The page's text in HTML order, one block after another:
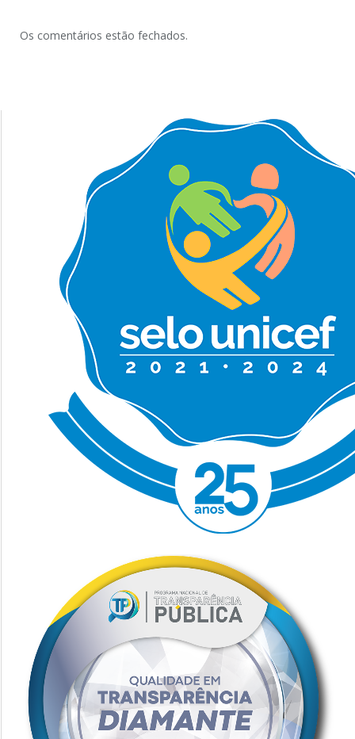
Os comentários estão fechados.